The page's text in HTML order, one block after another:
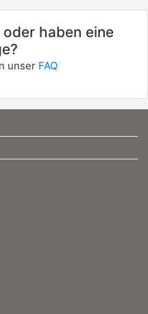
haben eine
unser FAQ